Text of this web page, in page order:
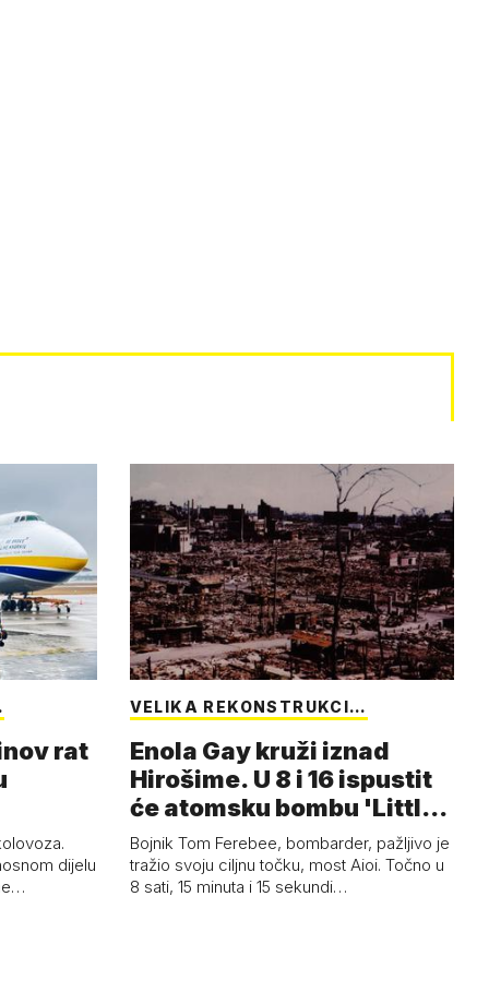
rat
dijelu
VELIKA REKONSTRUKCI…
Enola Gay kruži iznad
Hirošime. U 8 i 16 ispustit
će atomsku bombu 'Little
Boy'
Bojnik Tom Ferebee, bombarder, pažljivo je
tražio svoju ciljnu točku, most Aioi. Točno u
8 sati, 15 minuta i 15 sekundi…